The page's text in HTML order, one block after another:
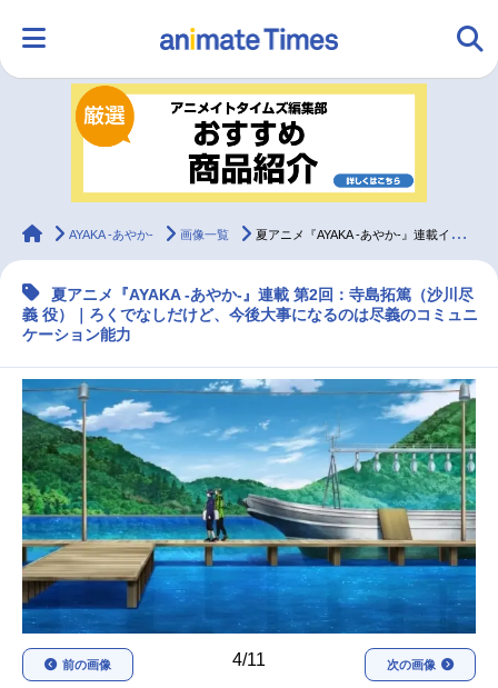
ランキング アニメ
ラジオ みんなの声
マンガ・ラノベ ゲーム・アプリ 音楽 コスプレ
2.5次元 配信・Vtuber トレンド 無料マンガ
最新記事一覧
アニメ記事一覧 声優記事一覧
アニメ映画一覧 実写化映画一覧
今期アニメ曜日別一覧
春アニメ 夏アニメ
秋アニメ
animateTimes
AYAKA ‐あやか‐ 画像一覧 夏アニメ『AYAKA ‐あやか‐』連載インタビュー：寺島拓篤（沙川尽義 役）【第2回】
夏アニメ『AYAKA ‐あやか‐』連載 第2回：寺島拓篤（沙川尽
義 役）｜ろくでなしだけど、今後大事になるのは尽義のコミュニ
ケーション能力
4/11
前の画像 次の画像